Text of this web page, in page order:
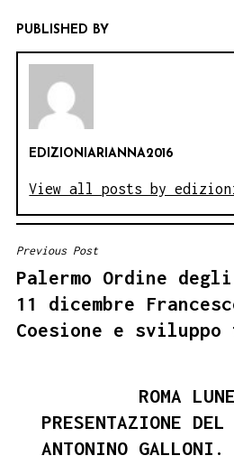
PUBLISHED BY
EDIZIONIARIANNA2016
View all posts by
NAVIGAZIONE
ARTICOLI
Previous Post
Palermo Ordine
11 dicembre
Coesione e
ROMA
PRESENTAZIONE
ANTONINO